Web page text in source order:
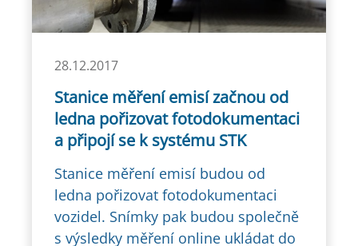
28.12.2017
Stanice měření emisí začnou od
ledna pořizovat fotodokumentaci
a připojí se k systému STK
Stanice měření emisí budou od
ledna pořizovat fotodokumentaci
vozidel. Snímky pak budou společně
s výsledky měření online ukládat do